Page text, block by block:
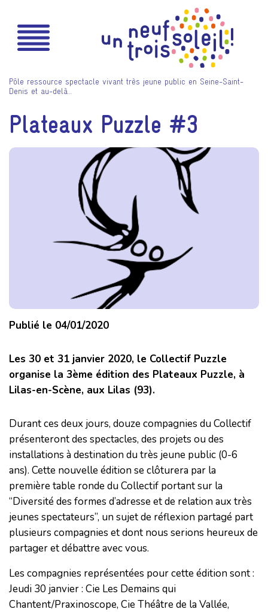
Pôle ressource spectacle vivant très jeune public en Seine-Saint-
Denis et au-delà…
Plateaux Puzzle #3
Publié le 04/01/2020
Les 30 et 31 janvier 2020, le Collectif Puzzle
organise la 3ème édition des Plateaux Puzzle, à
Lilas-en-Scène, aux Lilas (93).
Durant ces deux jours, douze compagnies du Collectif
présenteront des spectacles, des projets ou des
installations à destination du très jeune public (0-6
ans). Cette nouvelle édition se clôturera par la
première table ronde du Collectif portant sur la
“Diversité des formes d’adresse et de relation aux très
jeunes spectateurs”, un sujet de réflexion partagé part
plusieurs compagnies et dont nous serions heureux de
partager et débattre avec vous.
Les compagnies représentées pour cette édition sont :
Jeudi 30 janvier : Cie Les Demains qui
Chantent/Praxinoscope, Cie Théâtre de la Vallée,